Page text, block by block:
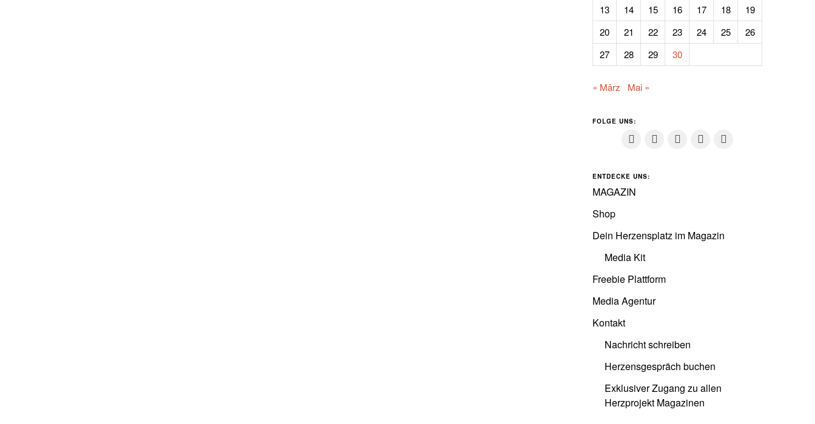
13
14 15 16 17 18
19
20
21 22 23 24 25
26
27
28 29 30
« März Mai »
FOLGE UNS:
ENTDECKE UNS:
MAGAZIN
Shop
Dein Herzensplatz im Magazin
Media Kit
Freebie Plattform
Media Agentur
Kontakt
Nachricht schreiben
Herzensgespräch buchen
Exklusiver Zugang zu allen
Herzprojekt Magazinen